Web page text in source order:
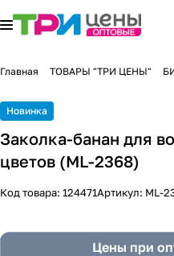
Главная ТОВАРЫ "ТРИ ЦЕНЫ"
Новинка
Заколка-банан для
цветов (ML-2368)
Код товара: 124471Артикул: ML-
Цены при